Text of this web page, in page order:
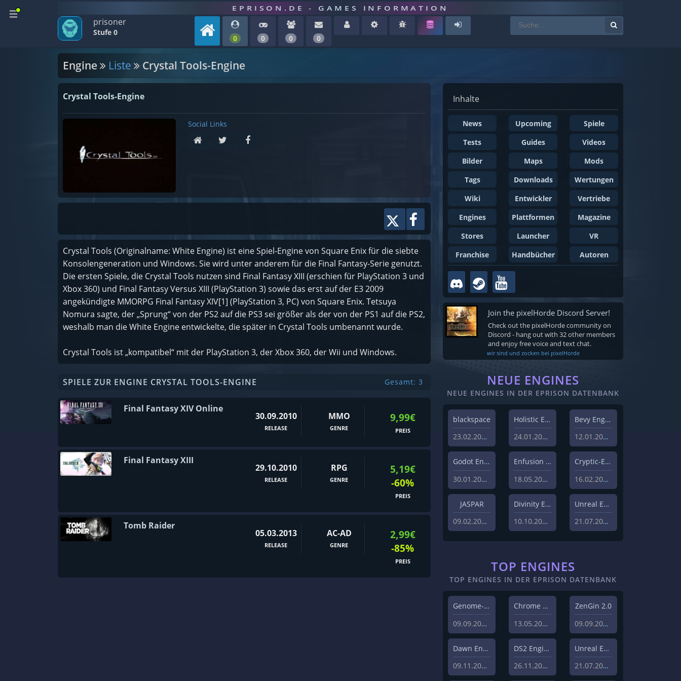
EPRISON.DE - GAMES INFORMATION
prisoner
Stufe 0
0 0 0 0
Engine Liste Crystal Tools-Engine
Crystal Tools-Engine
Social Links
Crystal Tools (Originalname: White Engine) ist eine Spiel-Engine von Square Enix für die siebte
Konsolengeneration und Windows. Sie wird unter anderem für die Final Fantasy-Serie genutzt.
Die ersten Spiele, die Crystal Tools nutzen sind Final Fantasy XIII (erschien für PlayStation 3 und
Xbox 360) und Final Fantasy Versus XIII (PlayStation 3) sowie das erst auf der E3 2009
angekündigte MMORPG Final Fantasy XIV[1] (PlayStation 3, PC) von Square Enix. Tetsuya
Nomura sagte, der „Sprung“ von der PS2 auf die PS3 sei größer als der von der PS1 auf die PS2,
weshalb man die White Engine entwickelte, die später in Crystal Tools umbenannt wurde.
Crystal Tools ist „kompatibel“ mit der PlayStation 3, der Xbox 360, der Wii und Windows.
SPIELE ZUR ENGINE CRYSTAL TOOLS-ENGINE Gesamt: 3
Final Fantasy XIV Online
30.09.2010
RELEASE
MMO
GENRE
9,99€
PREIS
Final Fantasy XIII
29.10.2010
RELEASE
RPG
GENRE
5,19€
-60%
PREIS
Tomb Raider
05.03.2013
RELEASE
AC-AD
GENRE
2,99€
-85%
PREIS
Inhalte
News Upcoming
Spiele
Tests
Guides
Videos
Bilder
Maps
Mods
Tags
Downloads
Wertungen
Wiki
Entwickler
Vertriebe
Engines
Plattformen
Magazine
Stores
Launcher
VR
Franchise
Handbücher Autoren
Join the pixelHorde Discord Server!
Check out the pixelHorde community on
Discord - hang out with 32 other members
and enjoy free voice and text chat.
wir sind und zocken bei pixelHorde
NEUE ENGINES
NEUE ENGINES IN DER EPRISON DATENBANK
blackspace
23.02.2026
Holistic Engine
24.01.2024
Bevy Engine
12.01.2024
Godot Engine
30.01.2023
Enfusion Engine
18.05.2022
Cryptic-Engine
16.02.2021
JASPAR
09.02.2021
Divinity Engine 2
10.10.2020
Unreal Engine 5
21.07.2020
TOP ENGINES
TOP ENGINES IN DER EPRISON DATENBANK
Genome-Engine
09.09.2019
Chrome Engine 2
13.05.2010
ZenGin 2.0
09.09.2019
Dawn Engine
09.11.2018
DS2 Engine
26.11.2019
Unreal Engine 5
21.07.2020